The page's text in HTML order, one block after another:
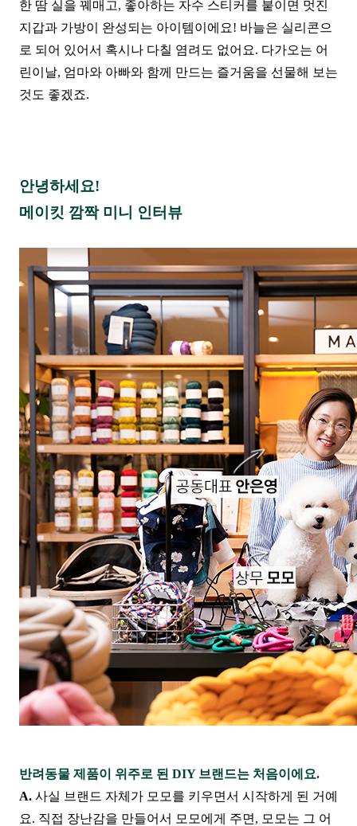
한 땀 실을 꿰매고, 좋아하는 자수 스티커를 붙이면 멋진
지갑과 가방이 완성되는 아이템이에요! 바늘은 실리콘으
로 되어 있어서 혹시나 다칠 염려도 없어요. 다가오는 어
린이날, 엄마와 아빠와 함께 만드는 즐거움을 선물해 보는
것도 좋겠죠.
안녕하세요!
메이킷 깜짝 미니 인터뷰
반려동물 제품이 위주로 된 DIY 브랜드는 처음이에요.
A. 사실 브랜드 자체가 모모를 키우면서 시작하게 된 거예
요. 직접 장난감을 만들어서 모모에게 주면, 모모는 그 어